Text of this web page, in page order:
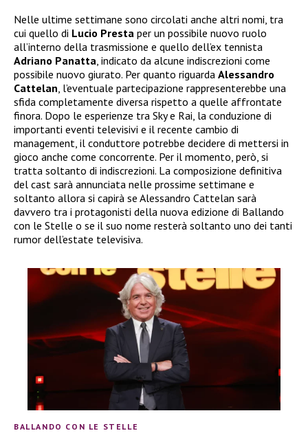
Nelle ultime settimane sono circolati anche altri nomi, tra
cui quello di Lucio Presta per un possibile nuovo ruolo
all’interno della trasmissione e quello dell’ex tennista
Adriano Panatta, indicato da alcune indiscrezioni come
possibile nuovo giurato. Per quanto riguarda Alessandro
Cattelan, l’eventuale partecipazione rappresenterebbe una
sfida completamente diversa rispetto a quelle affrontate
finora. Dopo le esperienze tra Sky e Rai, la conduzione di
importanti eventi televisivi e il recente cambio di
management, il conduttore potrebbe decidere di mettersi in
gioco anche come concorrente. Per il momento, però, si
tratta soltanto di indiscrezioni. La composizione definitiva
del cast sarà annunciata nelle prossime settimane e
soltanto allora si capirà se Alessandro Cattelan sarà
davvero tra i protagonisti della nuova edizione di Ballando
con le Stelle o se il suo nome resterà soltanto uno dei tanti
rumor dell’estate televisiva.
BALLANDO CON LE STELLE